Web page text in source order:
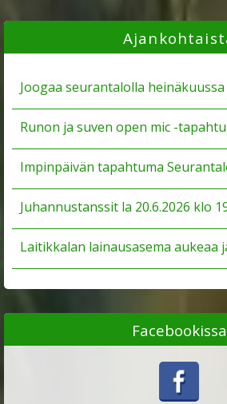
Joogaa seurantalolla heinäkuussa
Runon ja suven open mic -
Impinpäivän tapahtuma
Juhannustanssit la 20.6.2026 klo
Laitikkalan lainausasema aukeaa
Facebookissa